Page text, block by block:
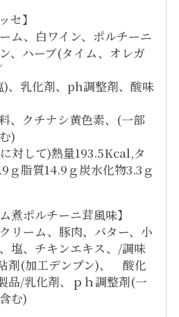
セ】
ム、白ワイン、ポルチーニ
、ハーブ(タイム、オレガ
、乳化剤、ph調整剤、酸味
、クチナシ黄色素、(一部
)
対して)熱量193.5Kcal,タ
ｇ脂質14.9ｇ炭水化物3.3ｇ
煮ポルチーニ茸風味】
リーム、豚肉、バター、小
塩、チキンエキス、/調味
剤(加工デンプン)、 酸化
品/乳化剤、ｐｈ調整剤(一
む)